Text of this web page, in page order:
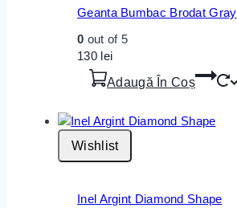
Geanta Bumbac Brodat Gray
0 out of 5
130 lei
Adaugă În Coș
Wishlist
Inel Argint Diamond Shape